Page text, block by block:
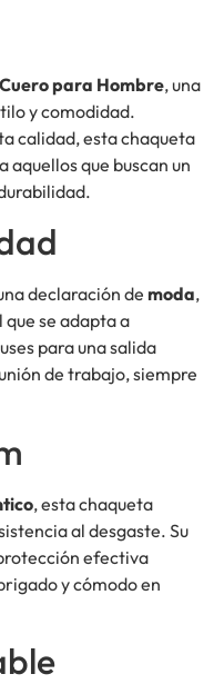
para Hombre, una
y comodidad.
calidad, esta chaqueta
que buscan un
declaración demoda,
se adapta a
para una salida
de trabajo, siempre
, esta chaqueta
al desgaste. Su
efectiva
y cómodo en